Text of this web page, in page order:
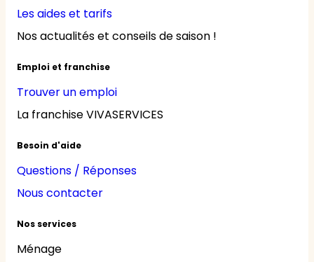
Les aides et tarifs
Nos actualités et conseils de saison !
Emploi et franchise
Trouver un emploi
La franchise VIVASERVICES
Besoin d'aide
Questions / Réponses
Nous contacter
Nos services
Ménage